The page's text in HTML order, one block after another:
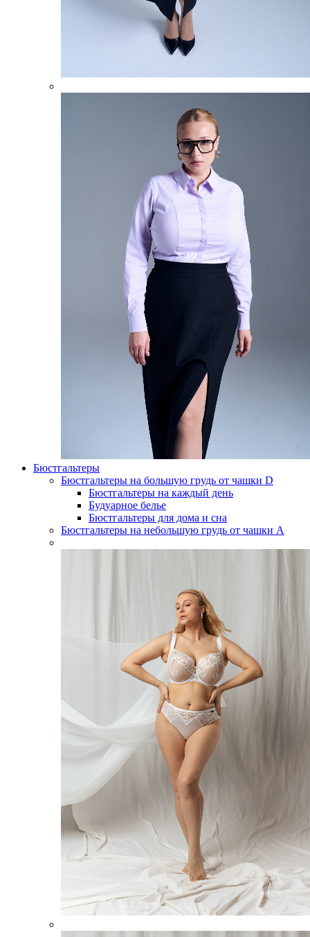
Бюстгальтеры
Бюстгальтеры на большую грудь от чашки D
Бюстгальтеры на каждый день
Будуарное белье
Бюстгальтеры для дома и сна
Бюстгальтеры на небольшую грудь от чашки А